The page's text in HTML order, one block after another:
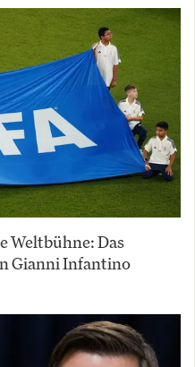
Weltbühne: Das
Gianni Infantino